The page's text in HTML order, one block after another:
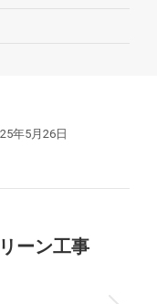
年5月26日
ーン工事